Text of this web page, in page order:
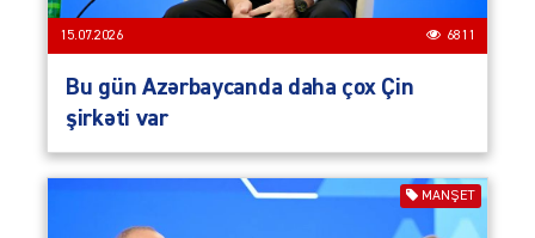
15.07.2026 6811
Bu gün Azərbaycanda daha çox Çin
şirkəti var
MANŞET